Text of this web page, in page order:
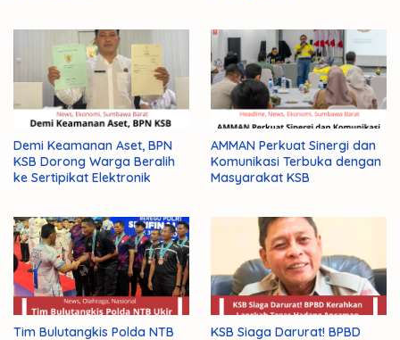
Demi Keamanan Aset, BPN
KSB Dorong Warga Beralih
ke Sertipikat Elektronik
AMMAN Perkuat Sinergi dan
Komunikasi Terbuka dengan
Masyarakat KSB
Tim Bulutangkis Polda NTB
KSB Siaga Darurat! BPBD